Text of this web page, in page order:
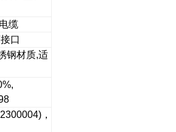
电缆
接口
钢材质,适
，